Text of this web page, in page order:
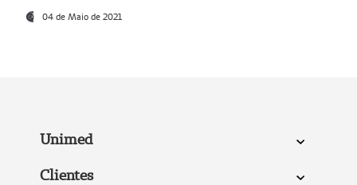
04 de Maio de 2021
Unimed
Clientes